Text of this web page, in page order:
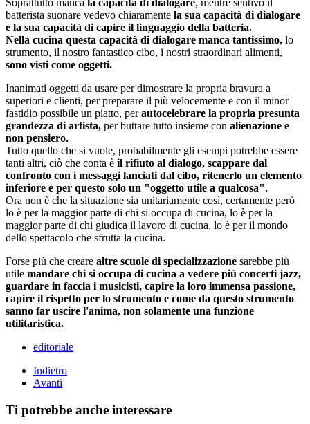
Soprattutto manca la capacità di dialogare, mentre sentivo il
batterista suonare vedevo chiaramente la sua capacità di dialogare
e la sua capacità di capire il linguaggio della batteria.
Nella cucina questa capacità di dialogare manca tantissimo, lo
strumento, il nostro fantastico cibo, i nostri straordinari alimenti,
sono visti come oggetti.
Inanimati oggetti da usare per dimostrare la propria bravura a
superiori e clienti, per preparare il più velocemente e con il minor
fastidio possibile un piatto, perautocelebrare la propria presunta
grandezza di artista, per buttare tutto insieme con alienazione e
non pensiero.
Tutto quello che si vuole, probabilmente gli esempi potrebbe essere
tanti altri, ciò che conta è il rifiuto al dialogo, scappare dal
confronto con i messaggi lanciati dal cibo, ritenerlo un elemento
inferiore e per questo solo un "oggetto utile a qualcosa".
Ora non è che la situazione sia unitariamente così, certamente però
lo è per la maggior parte di chi si occupa di cucina, lo è per la
maggior parte di chi giudica il lavoro di cucina, lo è per il mondo
dello spettacolo che sfrutta la cucina.
Forse più che creare altre scuole di specializzazione sarebbe più
utile mandare chi si occupa di cucina a vedere più concerti jazz,
guardare in faccia i musicisti, capire la loro immensa passione,
capire il rispetto per lo strumento e come da questo strumento
sanno far uscire l'anima, non solamente una funzione
utilitaristica.
editoriale
Indietro
Avanti
Ti potrebbe anche interessare